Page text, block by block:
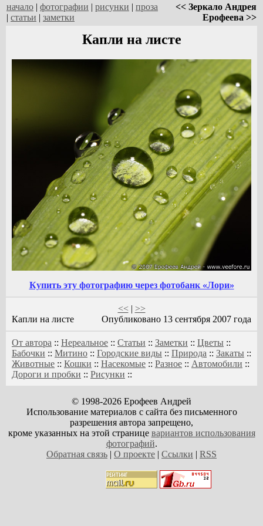
начало | фотографии | рисунки | проза
| статьи | заметки
<< Зеркало Андрея
Ерофеева >>
Капли на листе
Купить эту фотографию через фотобанк «Лори»
<<| >>
Капли на листе
Опубликовано 13 сентября 2007 года
От автора :: Нереальное :: Статьи :: Заметки :: Цветы ::
Бабочки :: Митино :: Городские виды :: Природа :: Закаты ::
Животные :: Кошки :: Насекомые :: Разное :: Автомобили ::
Дороги и пробки :: Рисунки ::
© 1998-2026 Ерофеев Андрей
Использование материалов с сайта без письменного
разрешения автора запрещено,
кроме указанных на этой странице вариантов использования
фотографий.
Обратная связь | О проекте | Ссылки | RSS